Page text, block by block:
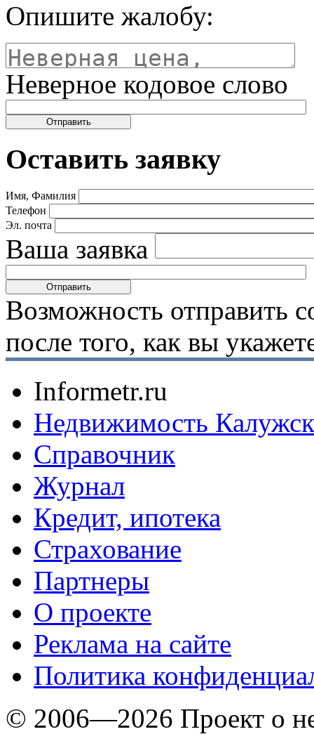
Опишите жалобу:
Неверное кодовое слово
Оставить заявку
Имя, Фамилия
Телефон
Эл. почта
Ваша заявка
Возможность отправить
после того, как вы
Informetr.ru
Недвижимость
Справочник
Журнал
Кредит, ипотека
Страхование
Партнеры
O проекте
Реклама на сайте
Политика
© 2006—2026 Проект о